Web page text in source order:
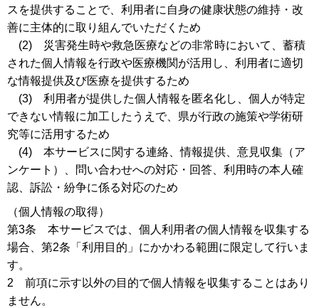
スを提供することで、利用者に自身の健康状態の維持・改
善に主体的に取り組んでいただくため
(2) 災害発生時や救急医療などの非常時において、蓄積
された個人情報を行政や医療機関が活用し、利用者に適切
な情報提供及び医療を提供するため
(3) 利用者が提供した個人情報を匿名化し、個人が特定
できない情報に加工したうえで、県が行政の施策や学術研
究等に活用するため
(4) 本サービスに関する連絡、情報提供、意見収集（ア
ンケート）、問い合わせへの対応・回答、利用時の本人確
認、訴訟・紛争に係る対応のため
（個人情報の取得）
第3条 本サービスでは、個人利用者の個人情報を収集する
場合、第2条「利用目的」にかかわる範囲に限定して行いま
す。
2 前項に示す以外の目的で個人情報を収集することはあり
ません。